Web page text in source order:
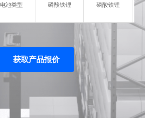
电池类型
磷酸铁锂
磷酸铁锂
获取产品报价